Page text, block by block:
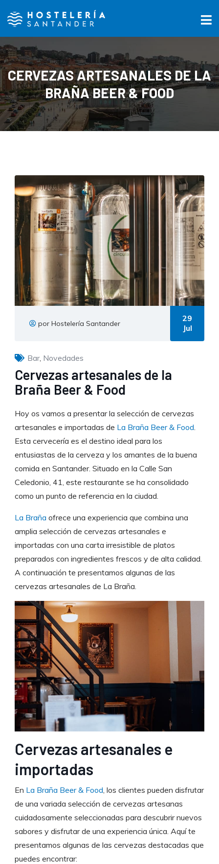
CERVEZAS ARTESANALES DE LA
BRAÑA BEER & FOOD
por Hostelería Santander
29
Jul
Bar, Novedades
Cervezas artesanales de la
Braña Beer & Food
Hoy os vamos a presentar la selección de cervezas
artesanales e importadas de La Braña Beer & Food
Esta cervecería es el destino ideal para los
entusiastas de la cerveza y los amantes de la buena
comida en Santander. Situado en la Calle San
Celedonio, 41, este restaurante se ha consolidado
como un punto de referencia en la ciudad.
La Braña ofrece una experiencia que combina una
amplia selección de cervezas artesanales e
importadas con una carta irresistible de platos
preparados con ingredientes frescos y de alta calidad.
A continuación te presentamos algunas de las
cervezas artesanales de La Braña.
Cervezas artesanales e
importadas
En La Braña Beer & Food , los clientes pueden disfrutar
de una variada selección de cervezas artesanas
cuidadosamente seleccionadas para descubrir nuevos
sabores y disfrutar de una experiencia única. Aquí te
presentamos algunas de las cervezas destacadas que
puedes encontrar: